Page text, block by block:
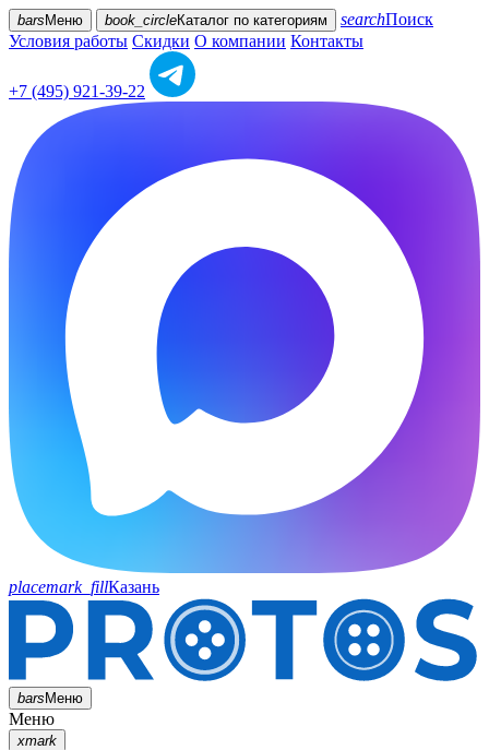
bars Меню book_circleКаталог по категориям searchПоиск
Условия работы Скидки О компании Контакты
+7 (495) 921-39-22
placemark_fillКазань
barsМеню
Меню
xmark